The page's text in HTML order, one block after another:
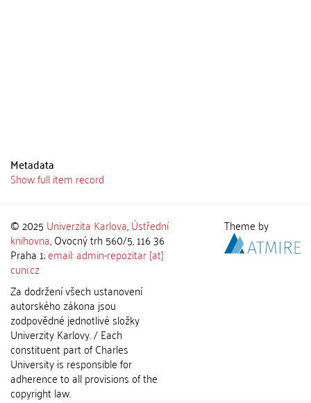
Metadata
Show full item record
© 2025 Univerzita Karlova,Ústřední
knihovna, Ovocný trh 560/5, 116 36
Praha 1;email: admin-repozitar [at]
cuni.cz
Za dodržení všech ustanovení
autorského zákona jsou
zodpovědné jednotlivé složky
Univerzity Karlovy. / Each
constituent part of Charles
University is responsible for
adherence to all provisions of the
copyright law.
Theme by